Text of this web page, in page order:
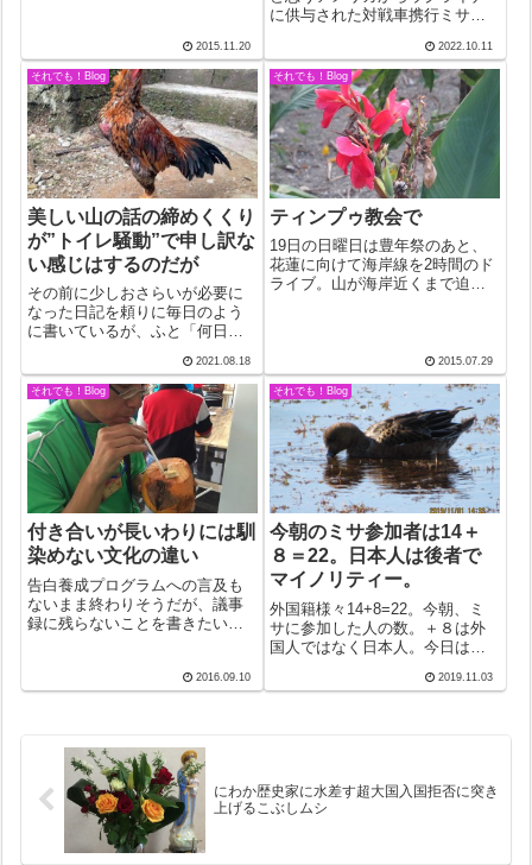
板。携帯を開けると予定なし。
早速窓口に急いだ。「アクティ
ブ65です...
2015.11.20
に供与された対戦車携行ミサイ
り。「槍投げ」といえばオリン
ピック競技の一つにもなってい
るれっきとしたスポーツだが、
日本語で「なげやりな態度」と
言えば、「やる気...
2022.10.11
それでも！Blog
美しい山の話の締めくくり
が”トイレ騒動”で申し訳な
い感じはするのだが
その前に少しおさらいが必要に
なった日記を頼りに毎日のよう
に書いているが、ふと「何日目
に目をやると、12月17日にバギ
オから山に入ってパリーナで一
泊、バクンで一泊、そしてアン
プソガンで一泊ということでま
だ三日しかた...
2021.08.18
それでも！Blog
ティンプゥ教会で
19日の日曜日は豊年祭のあと、
花蓮に向けて海岸線を2時間のド
ライブ。山が海岸近くまで迫っ
車が道路脇に止めてあった。見
るほどの価値があるのか疑われ
たが、広大無...
2015.07.29
それでも！Blog
付き合いが長いわりには馴
染めない文化の違い
告白養成プログラムへの言及も
ないまま終わりそうだが、議事
録に残らないことを書きたい。
トを開いて見せたのは、現地代
表の奥さん。彼女の神父さんが
2016.09.10
それでも！Blog
今朝のミサ参加者は14＋
８＝22。日本人は後者で
マイノリティー。
外国籍様々14+8=22。今朝、ミ
サに参加した人の数。＋８は外
国人ではなく日本人。今日は見
キリバスの漁師さんかと思った
2019.11.03
にわか歴史家に水差す超大国入国拒否に突き
上げるこぶしムシ